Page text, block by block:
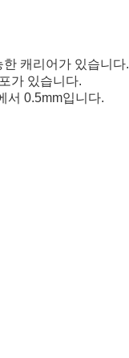
캐리어가 있습니다.
가 있습니다.
서 0.5mm입니다.